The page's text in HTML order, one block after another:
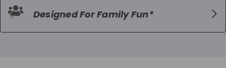
Designed For Family Fun*